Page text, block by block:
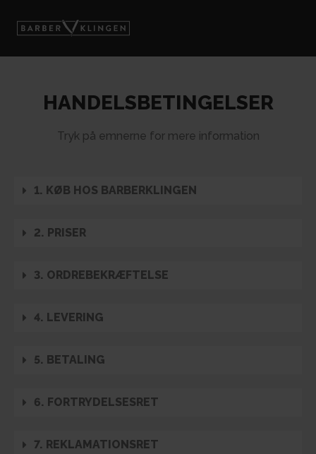
HANDELSBETINGELSER
Tryk på emnerne for mere information
1. KØB HOS BARBERKLINGEN
2. PRISER
3. ORDREBEKRÆFTELSE
4. LEVERING
5. BETALING
6. FORTRYDELSESRET
7. REKLAMATIONSRET